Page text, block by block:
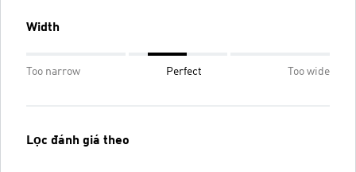
Width
Too narrow Perfect Too wide
Lọc đánh giá theo